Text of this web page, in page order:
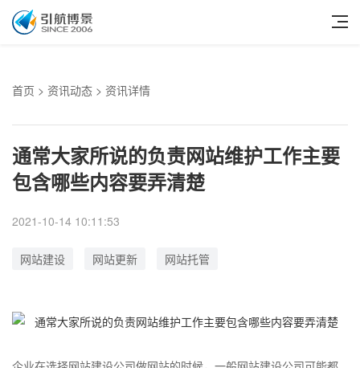
首页 > 资讯动态 > 资讯详情
通常大家所说的负责网站维护工作主要
包含哪些内容要弄清楚
2021-10-14 10:11:53
网站建设 网站更新 网站托管